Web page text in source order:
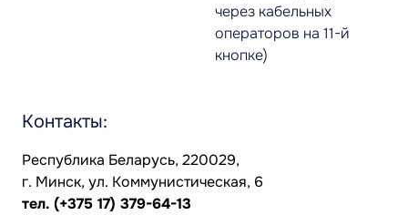
через кабельных
операторов на 11-й
кнопке)
Контакты:
Республика Беларусь, 220029,
г. Минск, ул. Коммунистическая, 6
тел. (+375 17) 379-64-13